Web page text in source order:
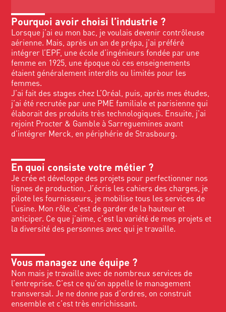
Pourquoi avoir choisi l’industrie ?
Lorsque j’ai eu mon bac, je voulais devenir contrôleuse
aérienne. Mais, après un an de prépa, j’ai préféré
intégrer l’EPF, une école d’ingénieurs fondée par une
femme en 1925, une époque où ces enseignements
étaient généralement interdits ou limités pour les
femmes.
J’ai fait des stages chez L’Oréal, puis, après mes études,
j’ai été recrutée par une PME familiale et parisienne qui
élaborait des produits très technologiques. Ensuite, j’ai
rejoint Procter & Gamble à Sarreguemines avant
d’intégrer Merck, en périphérie de Strasbourg.
En quoi consiste votre métier ?
Je crée et développe des projets pour perfectionner nos
lignes de production, J’écris les cahiers des charges, je
pilote les fournisseurs, je mobilise tous les services de
l’usine. Mon rôle, c’est de garder de la hauteur et
anticiper. Ce que j’aime, c’est la variété de mes projets et
la diversité des personnes avec qui je travaille.
Vous managez une équipe ?
Non mais je travaille avec de nombreux services de
l’entreprise. C’est ce qu’on appelle le management
transversal. Je ne donne pas d’ordres, on construit
ensemble et c’est très enrichissant.